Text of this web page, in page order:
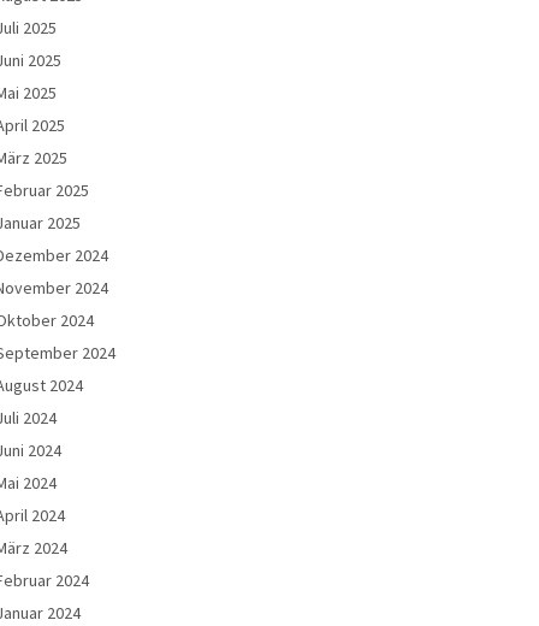
2025
2025
2025
2025
2025
2025
2025
2024
2024
2024
2024
2024
2024
2024
2024
2024
2024
2024
2024